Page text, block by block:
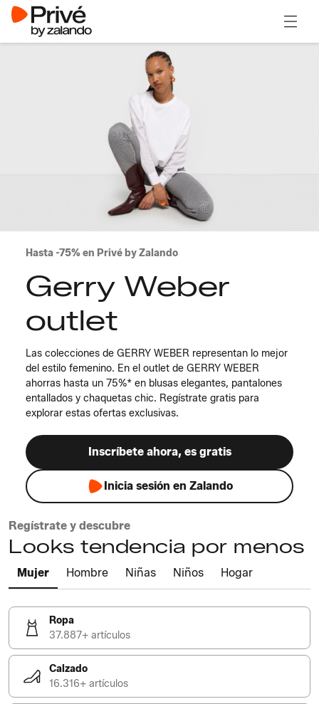
Hasta -75% en Privé by Zalando
Gerry Weber
outlet
Las colecciones de GERRY WEBER representan lo mejor
del estilo femenino. En el outlet de GERRY WEBER
ahorras hasta un 75%* en blusas elegantes, pantalones
entallados y chaquetas chic. Regístrate gratis para
explorar estas ofertas exclusivas.
Inscríbete ahora, es gratis
Inicia sesión en Zalando
Regístrate y descubre
Looks tendencia por menos
Mujer Hombre Niñas Niños Hogar
Ropa
37.887+ artículos
Calzado
16.316+ artículos